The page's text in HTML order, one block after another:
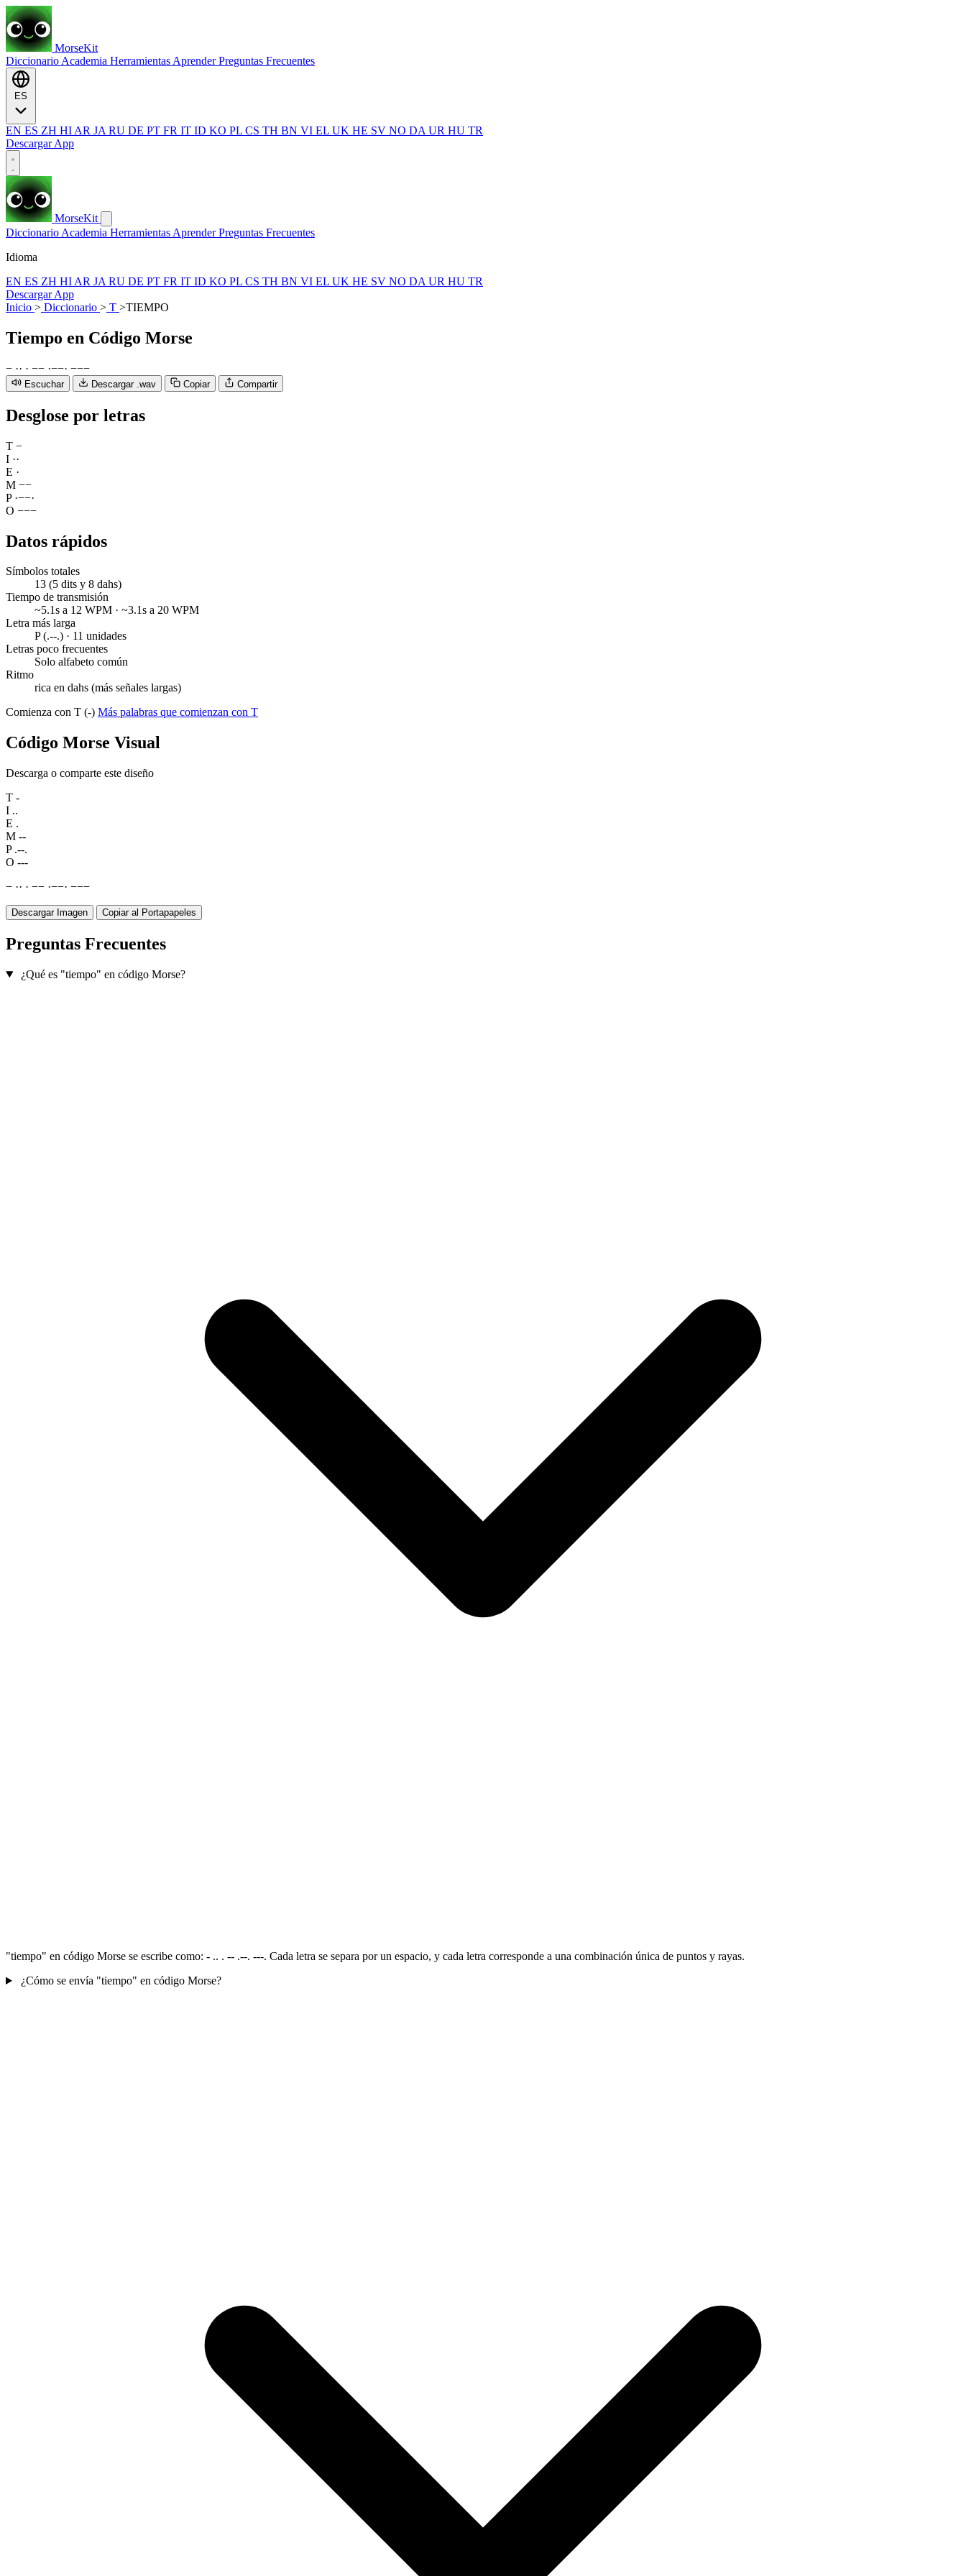
MorseKit
Diccionario Academia Herramientas AprenderPreguntas Frecuentes
EN ES ZH HI AR JA RU DE PT FR IT ID KO PL CS TH BN VI EL UK HE SV NO DA UR HU TR
Descargar App
MorseKit
Diccionario Academia Herramientas AprenderPreguntas Frecuentes
Idioma
EN ES ZH HI AR JA RU DE PT FR IT ID KO PL CS TH BN VI EL UK HE SV NO DA UR HU TR
Descargar App
Inicio > Diccionario > T >TIEMPO
Tiempo en Código Morse
− ·· · −− ·−−· −−−
Escuchar Descargar .wav Copiar Compartir
Desglose por letras
T −
I ··
E ·
M −−
P ·−−·
O −−−
Datos rápidos
Símbolos totales
13 (5 dits y 8 dahs)
Tiempo de transmisión
~5.1s a 12 WPM · ~3.1s a 20 WPM
Letra más larga
P (.--.) · 11 unidades
Letras poco frecuentes
Solo alfabeto común
Ritmo
rica en dahs (más señales largas)
Comienza con T (-) Más palabras que comienzan con T
Código Morse Visual
Descarga o comparte este diseño
T -
I ..
E .
M --
P .--.
O ---
− ·· · −− ·−−· −−−
Descargar Imagen Copiar al Portapapeles
Preguntas Frecuentes
¿Qué es "tiempo" en código Morse?
"tiempo" en código Morse se escribe como: - .. . -- .--. ---. Cada letra se separa por un espacio, y cada letra corresponde a una combinación única de puntos y rayas.
¿Cómo se envía "tiempo" en código Morse?